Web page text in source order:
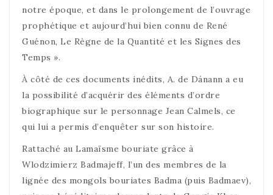
notre époque, et dans le prolongement de l’ouvrage
prophétique et aujourd’hui bien connu de René
Guénon, Le Règne de la Quantité et les Signes des
Temps ».
À côté de ces documents inédits, A. de Dánann a eu
la possibilité d’acquérir des éléments d’ordre
biographique sur le personnage Jean Calmels, ce
qui lui a permis d’enquêter sur son histoire.
Rattaché au Lamaïsme bouriate grâce à
Wlodzimierz Badmajeff, l’un des membres de la
lignée des mongols bouriates Badma (puis Badmaev),